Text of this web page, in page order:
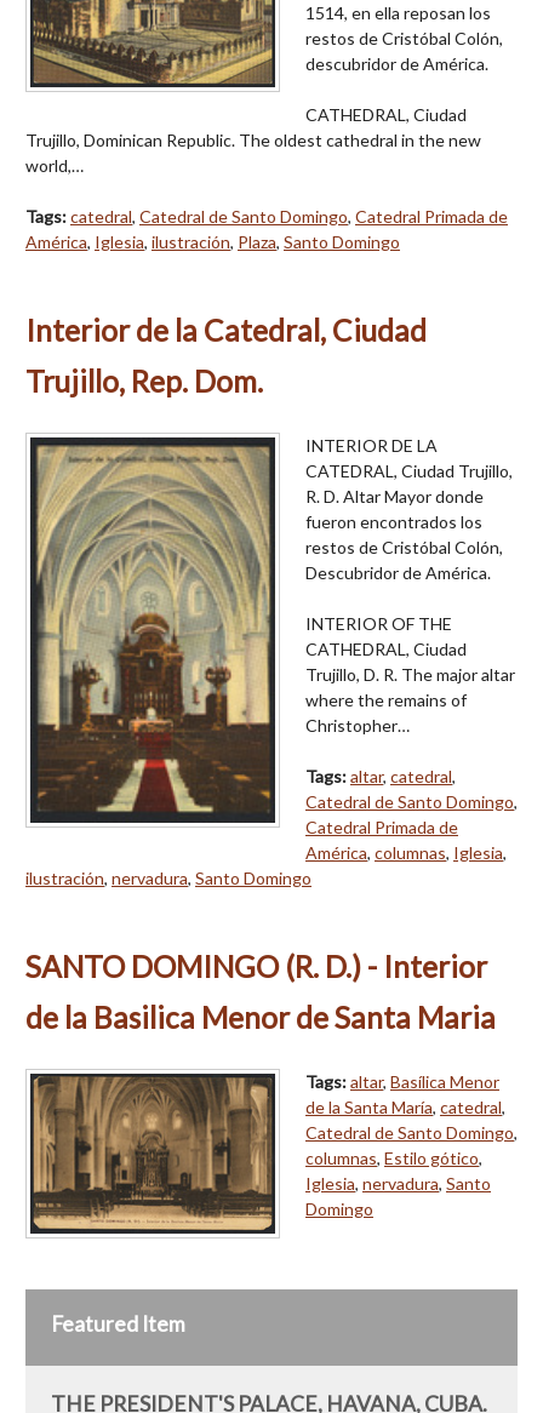
1514, en ella reposan los
restos de Cristóbal Colón,
descubridor de América.
CATHEDRAL, Ciudad
Trujillo, Dominican Republic. The oldest cathedral in the new
world,…
Tags:catedral, Catedral de Santo Domingo, Catedral Primada de
América, Iglesia, ilustración, Plaza, Santo Domingo
Interior de la Catedral, Ciudad
Trujillo, Rep. Dom.
INTERIOR DE LA
CATEDRAL, Ciudad Trujillo,
R. D. Altar Mayor donde
fueron encontrados los
restos de Cristóbal Colón,
Descubridor de América.
INTERIOR OF THE
CATHEDRAL, Ciudad
Trujillo, D. R. The major altar
where the remains of
Christopher…
Tags:altar, catedral,
Catedral de Santo Domingo,
Catedral Primada de
América, columnas, Iglesia,
ilustración, nervadura, Santo Domingo
SANTO DOMINGO (R. D.) - Interior
de la Basilica Menor de Santa Maria
Tags:altar, Basílica Menor
de la Santa María, catedral,
Catedral de Santo Domingo,
columnas, Estilo gótico,
Iglesia, nervadura, Santo
Domingo
Featured Item
THE PRESIDENT'S PALACE, HAVANA, CUBA.